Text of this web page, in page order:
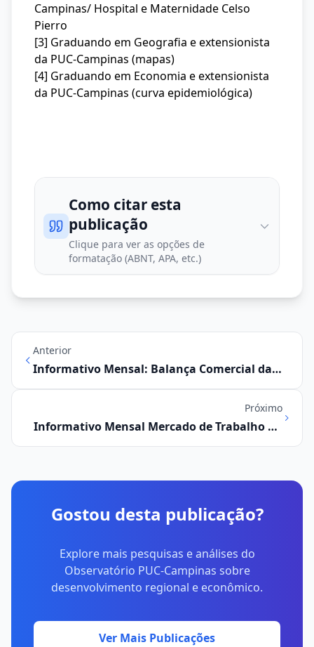
Campinas/ Hospital e Maternidade Celso
Pierro
[3] Graduando em Geografia e extensionista
da PUC-Campinas (mapas)
[4] Graduando em Economia e extensionista
da PUC-Campinas (curva epidemiológica)
Como citar esta
publicação
Clique para ver as opções de
formatação (ABNT, APA, etc.)
Anterior
Informativo Mensal: Balança Comercial da
Região Metropolitana de Campinas
Próximo
Informativo Mensal Mercado de Trabalho na
Região Metropolitana de Campinas Maio/
Gostou desta publicação?
Explore mais pesquisas e análises do
Observatório PUC-Campinas sobre
desenvolvimento regional e econômico.
Ver Mais Publicações